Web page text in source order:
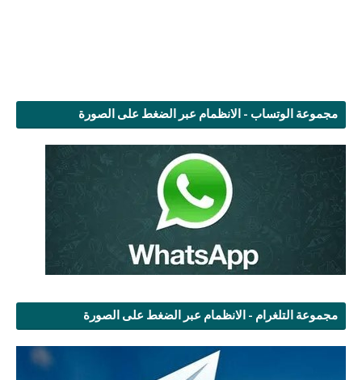
مجموعة الوتساب - الانظمام عبر الضغط على الصورة
مجموعة التلغرام - الانظمام عبر الضغط على الصورة